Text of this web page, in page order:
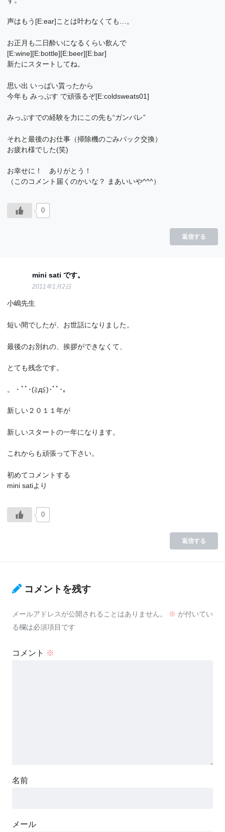
声はもう[E:ear]ことは叶わなくても…。
お正月も二日酔いになるくらい飲んで
[E:wine][E:bottle][E:beer][E:bar]
新たにスタートしてね。
思い出 いっぱい貰ったから
今年も みっぷす で頑張るぞ[E:coldsweats01]
みっぷすでの経験を力にこの先も“ガンバレ”
それと最後のお仕事（掃除機のごみパック交換）
お疲れ様でした(笑)
お幸せに！ ありがとう！
（このコメント届くのかいな？ まあいいや^^^）
0
返信する
mini sati です。
2011年1月2日
小嶋先生
短い間でしたが、お世話になりました。
最後のお別れの、挨拶ができなくて、
とても残念です。
。・ﾟﾟ･(≧д≦)･ﾟﾟ･｡
新しい２０１１年が
新しいスタートの一年になります。
これからも頑張って下さい。
初めてコメントする
mini satiより
0
返信する
コメントを残す
メールアドレスが公開されることはありません。 ※ が付いてい
る欄は必須項目です
コメント ※
名前
メール